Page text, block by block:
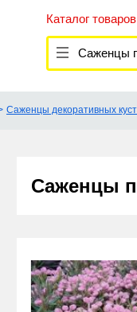
Каталог товаров
Саженцы
Саженцы декоративных
Саженцы